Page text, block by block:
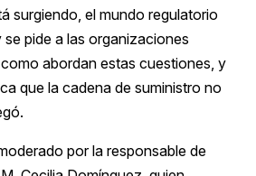
surgiendo, el mundo regulatorio
pide a las organizaciones
abordan estas cuestiones, y
que la cadena de suministro no
por la responsable de